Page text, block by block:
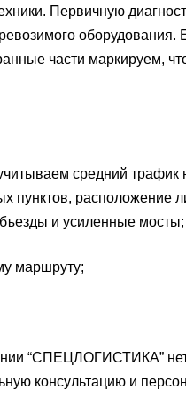
Первичную
оборудования.
части маркируем,
средний трафик
пунктов, расположение
и усиленные мосты;
маршруту;
“СПЕЦЛОГИСТИКА”
консультацию и